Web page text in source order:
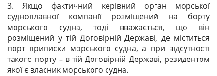
3. Якщо фактичний керівний орган морської
судноплавної компанії розміщений на борту
морського судна, тоді вважається, що він
розміщений у тій Договірній Державі, де міститься
порт приписки морського судна, а при відсутності
такого порту – в тій Договірній Державі, резидентом
якої є власник морського судна.